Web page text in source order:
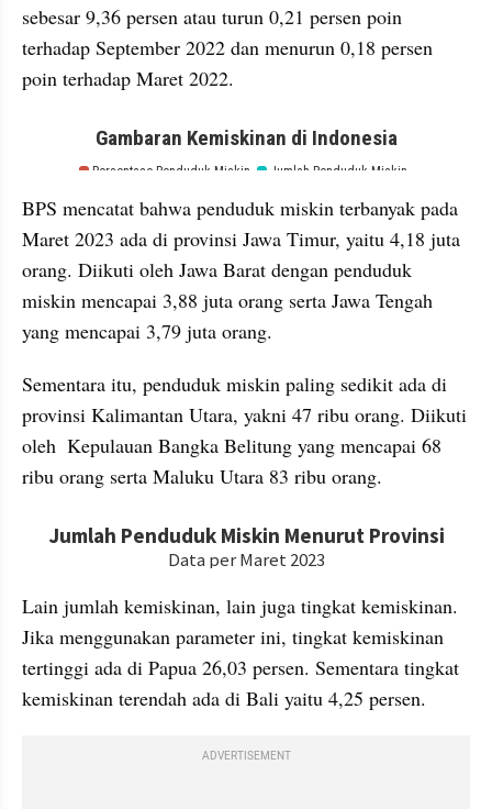
sebesar 9,36 persen atau turun 0,21 persen poin
terhadap September 2022 dan menurun 0,18 persen
poin terhadap Maret 2022.
embed from external kumparan
BPS mencatat bahwa penduduk miskin terbanyak pada
Maret 2023 ada di provinsi Jawa Timur, yaitu 4,18 juta
orang. Diikuti oleh Jawa Barat dengan penduduk
miskin mencapai 3,88 juta orang serta Jawa Tengah
yang mencapai 3,79 juta orang.
Sementara itu, penduduk miskin paling sedikit ada di
provinsi Kalimantan Utara, yakni 47 ribu orang. Diikuti
oleh  Kepulauan Bangka Belitung yang mencapai 68
ribu orang serta Maluku Utara 83 ribu orang.
embed from external kumparan
Lain jumlah kemiskinan, lain juga tingkat kemiskinan.
Jika menggunakan parameter ini, tingkat kemiskinan
tertinggi ada di Papua 26,03 persen. Sementara tingkat
kemiskinan terendah ada di Bali yaitu 4,25 persen.
ADVERTISEMENT